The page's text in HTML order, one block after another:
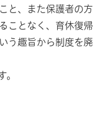
と、また保護者の方
ことなく、育休復帰
う趣旨から制度を廃
。